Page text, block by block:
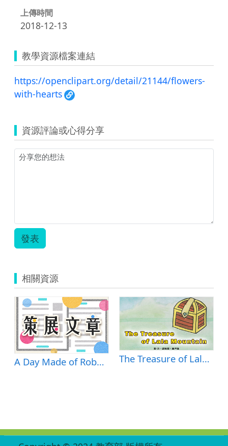
上傳時間
2018-12-13
教學資源檔案連結
https://openclipart.org/detail/21144/flowers-
with-hearts
資源評論或心得分享
發表
相關資源
A Day Made of Robots The Treasure of Lala Mountain